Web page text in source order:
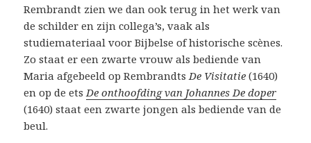
Rembrandt zien we dan ook terug in het werk van
de schilder en zijn collega’s, vaak als
studiemateriaal voor Bijbelse of historische scènes.
Zo staat er een zwarte vrouw als bediende van
Maria afgebeeld op Rembrandts De Visitatie (1640)
en op de ets De onthoofding van Johannes De doper
(1640) staat een zwarte jongen als bediende van de
beul.